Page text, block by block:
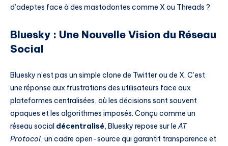
d’adeptes face à des mastodontes comme X ou Threads ?
Bluesky : Une Nouvelle Vision du Réseau
Social
Bluesky n’est pas un simple clone de Twitter ou de X. C’est
une réponse aux frustrations des utilisateurs face aux
plateformes centralisées, où les décisions sont souvent
opaques et les algorithmes imposés. Conçu comme un
réseau social décentralisé, Bluesky repose sur leAT
Protocol, un cadre open-source qui garantit transparence et